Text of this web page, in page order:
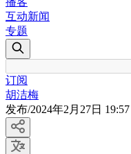
互动新闻
专题
订阅
胡洁梅
发布/2024年2月27日 19:57